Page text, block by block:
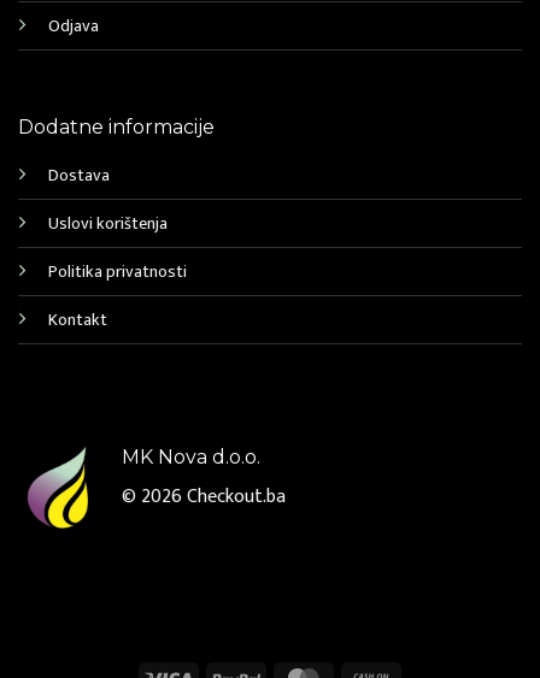
Odjava
Dodatne informacije
Dostava
Uslovi korištenja
Politika privatnosti
Kontakt
MK Nova d.o.o.
© 2026Checkout.ba